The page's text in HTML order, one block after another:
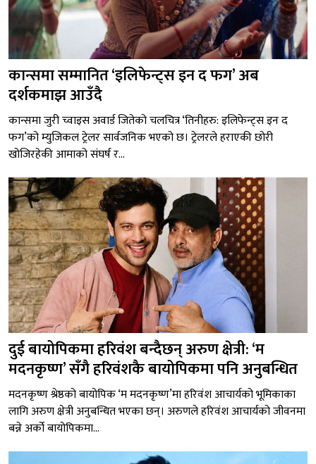
कान्समा सम्मानित ‘इलिफेन्ट्स इन द फग’ अब
दर्शकमाझ आउँदै
कान्समा जुरी च्वाइस अवार्ड जितेको चलचित्र ‘तिनीहरु: इलिफेन्ट्स इन द
फग’को म्युजिकल ट्रेलर सार्वजनिक भएको छ। ट्रेलरले हराएकी छोरी
खोजिरहेकी आमाको संघर्ष र...
दुई बायोपिकमा हरिवंश बन्दैछन् अरुण क्षेत्री: ‘म
मदनकृष्ण’ सँगै हरिवंशकै बायोपिकमा पनि अनुबन्धित
मदनकृष्ण श्रेष्ठको बायोपिक ‘म मदनकृष्ण’मा हरिवंश आचार्यको भूमिकाका
लागि अरुण क्षेत्री अनुबन्धित भएका छन्। अरुणले हरिवंश आचार्यको जीवनमा
बन्ने अर्को बायोपिकमा...